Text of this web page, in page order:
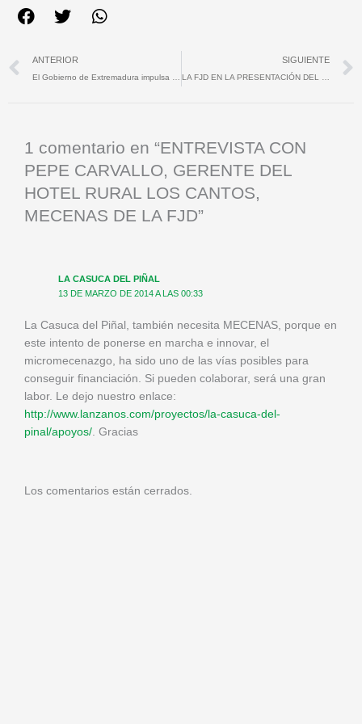
Ant
ANTERIOR SIGUIENTE
1 comentario en “ENTREVISTA CON
PEPE CARVALLO, GERENTE DEL
HOTEL RURAL LOS CANTOS,
MECENAS DE LA FJD”
LA CASUCA DEL PIÑAL
13 DE MARZO DE 2014 A LAS 00:33
La Casuca del Piñal, también necesita MECENAS, porque en
este intento de ponerse en marcha e innovar, el
micromecenazgo, ha sido uno de las vías posibles para
conseguir financiación. Si pueden colaborar, será una gran
labor. Le dejo nuestro enlace:
http://www.lanzanos.com/proyectos/la-casuca-del-
pinal/apoyos/ . Gracias
Los comentarios están cerrados.